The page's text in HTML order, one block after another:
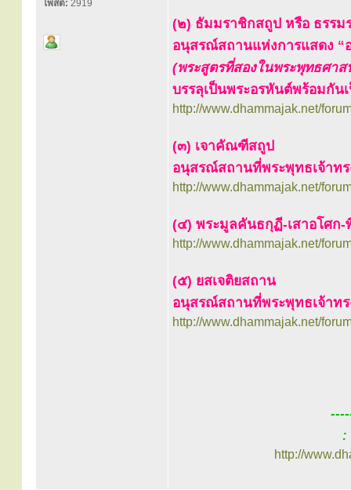
โพสต์: 2919
(๒) ธัมมราชิกสถูป หรือ ธรรม
อนุสรณ์สถานแห่งการแสดง
(พระสูตรที่สองในพระพุทธศาส
บรรลุเป็นพระอรหันต์พร้อมกัน
http://www.dhammajak.net/
(๓) เจาคัณฑีสถูป
อนุสรณ์สถานที่พระพุทธเจ้าท
http://www.dhammajak.net/
(๔) พระมูลคันธกุฏี-เสาอโศ
http://www.dhammajak.net/
(๕) ยสเจติยสถาน
อนุสรณ์สถานที่พระพุทธเจ้าท
http://www.dhammajak.net/
:
http://